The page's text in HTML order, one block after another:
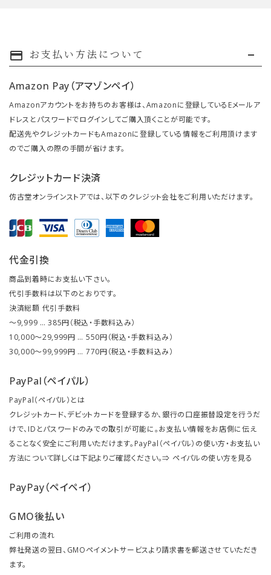
payment お支払い方法について
Amazon Pay（アマゾンペイ）
Amazonアカウントをお持ちのお客様は、Amazonに登録しているEメールア
ドレスとパスワードでログインしてご購入頂くことが可能です。
配送先やクレジットカードもAmazonに登録している情報をご利用頂けます
のでご購入の際の手間が省けます。
クレジットカード決済
仿古堂オンラインストアでは、以下のクレジット会社をご利用いただけます。
代金引換
商品到着時にお支払い下さい。
代引手数料は以下のとおりです。
決済総額 代引手数料
～9,999 … 385円（税込・手数料込み）
10,000～29,999円 … 550円（税込・手数料込み）
30,000～99,999円 … 770円（税込・手数料込み）
PayPal（ペイパル）
PayPal（ペイパル）とは
クレジットカード、デビットカードを登録するか、銀行の口座振替設定を行うだ
けで、IDとパスワードのみでの取引が可能に。お支払い情報をお店側に伝え
ることなく安全にご利用いただけます。PayPal（ペイパル）の使い方・お支払い
方法について詳しくは下記よりご確認ください。⇒ ペイパルの使い方を見る
PayPay（ペイペイ）
GMO後払い
ご利用の流れ
弊社発送の翌日、GMOペイメントサービスより請求書を郵送させていただき
ます。